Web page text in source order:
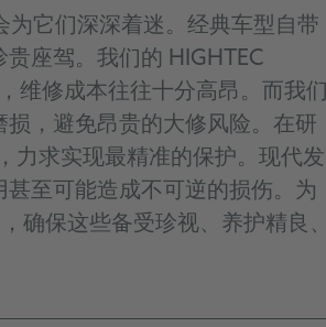
它们深深着迷。经典车型自带
座驾。我们的 HIGHTEC
维修成本往往十分高昂。而我们
，避免昂贵的大修风险。在研
力求实现最精准的保护。现代发
至可能造成不可逆的损伤。为
确保这些备受珍视、养护精良、